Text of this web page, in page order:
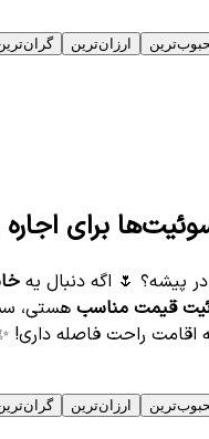
ارزان‌ترین
برای اجاره
پیشه؟ 🌷 اگه دنبال یه
قیمت مناسب هستی،
اقامت راحت فاصله داری!
ارزان‌ترین